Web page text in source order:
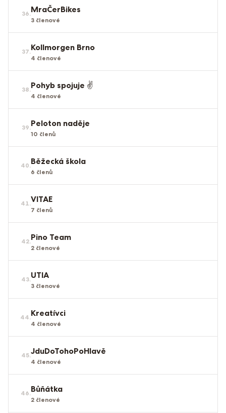
36.MraČerBikes
3 členové
37.Kollmorgen Brno
4 členové
38.Pohyb spojuje ✌️
4 členové
39.Peloton naděje
10 členů
40.Běžecká škola
6 členů
41.VITAE
7 členů
42.Pino Team
2 členové
43.UTIA
3 členové
44.Kreatívci
4 členové
45.JduDoTohoPoHlavě
4 členové
46.Bůňátka
2 členové